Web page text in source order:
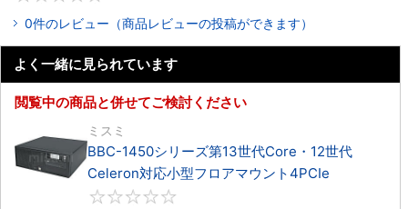
0件のレビュー（商品レビューの投稿ができます）
よく一緒に見られています
閲覧中の商品と併せてご検討ください
ミスミ
BBC-1450シリーズ第13世代Core・12世代
Celeron対応小型フロアマウント4PCIe